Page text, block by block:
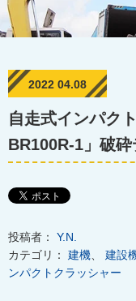
2022 04.08
自走式インパク
BR100R-1」破砕
投稿者：
Y.N.
カテゴリ： 建機 建設
ンパクトクラッシャー